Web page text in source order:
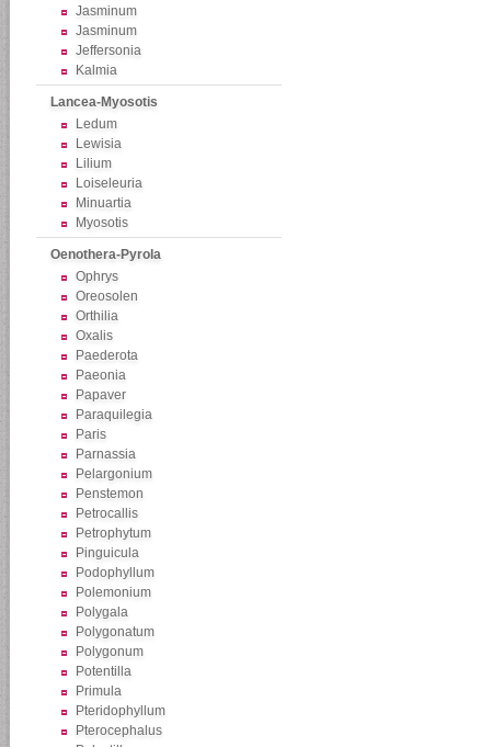
Jasminum
Jasminum
Jeffersonia
Kalmia
Lancea-Myosotis
Ledum
Lewisia
Lilium
Loiseleuria
Minuartia
Myosotis
Oenothera-Pyrola
Ophrys
Oreosolen
Orthilia
Oxalis
Paederota
Paeonia
Papaver
Paraquilegia
Paris
Parnassia
Pelargonium
Penstemon
Petrocallis
Petrophytum
Pinguicula
Podophyllum
Polemonium
Polygala
Polygonatum
Polygonum
Potentilla
Primula
Pteridophyllum
Pterocephalus